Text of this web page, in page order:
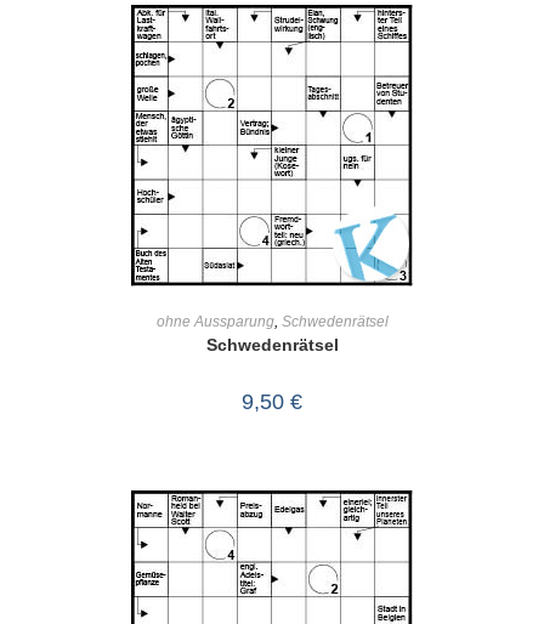
ohne Aussparung, Schwedenrätsel
Schwedenrätsel
9,50 €